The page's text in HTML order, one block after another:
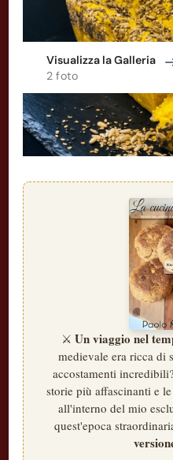
Visualizza la Galleria
2 foto
⚔️ Un viaggio nel
medievale era ricca di
accostamenti
storie più affascinanti e
all'interno del mio
quest'epoca